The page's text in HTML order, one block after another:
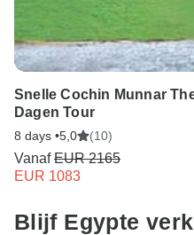
Snelle Cochin Munnar
Dagen Tour
8 days •5,0 (10)
VanafEUR 2165
EUR 1083
Blijf Egypte